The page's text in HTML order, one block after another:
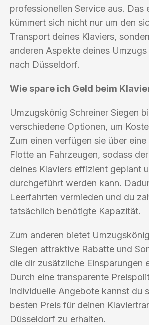
professionellen Service aus. Das
kümmert sich nicht nur um den
Transport deines Klaviers,
anderen Aspekte deines
nach Düsseldorf.
Wie spare ich Geld beim
Umzugskönig Schreiner Siegen
verschiedene Optionen, um
Zum einen verfügen sie über
Flotte an Fahrzeugen, sodass
deines Klaviers effizient geplant
durchgeführt werden kann.
Leerfahrten vermieden und du
tatsächlich benötigte Kapazität.
Zum anderen bietet
Siegen attraktive Rabatte und
die dir zusätzliche Einsparungen
Durch eine transparente
individuelle Angebote kannst du
besten Preis für deinen
Düsseldorf zu erhalten.